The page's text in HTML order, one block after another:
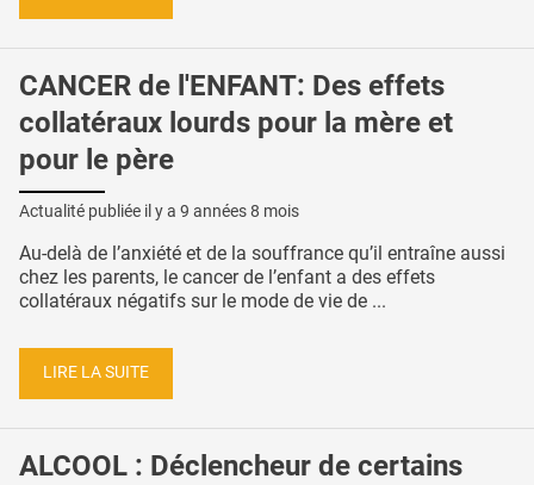
CANCER de l'ENFANT: Des effets
collatéraux lourds pour la mère et
pour le père
Actualité publiée il y a 9 années 8 mois
Au-delà de l’anxiété et de la souffrance qu’il entraîne aussi
chez les parents, le cancer de l’enfant a des effets
collatéraux négatifs sur le mode de vie de ...
LIRE LA SUITE
ALCOOL : Déclencheur de certains